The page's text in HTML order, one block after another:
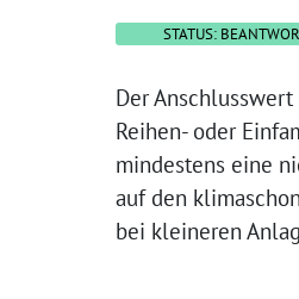
STATUS:
Der
Reihen- oder
mindestens eine
auf den
bei kleineren